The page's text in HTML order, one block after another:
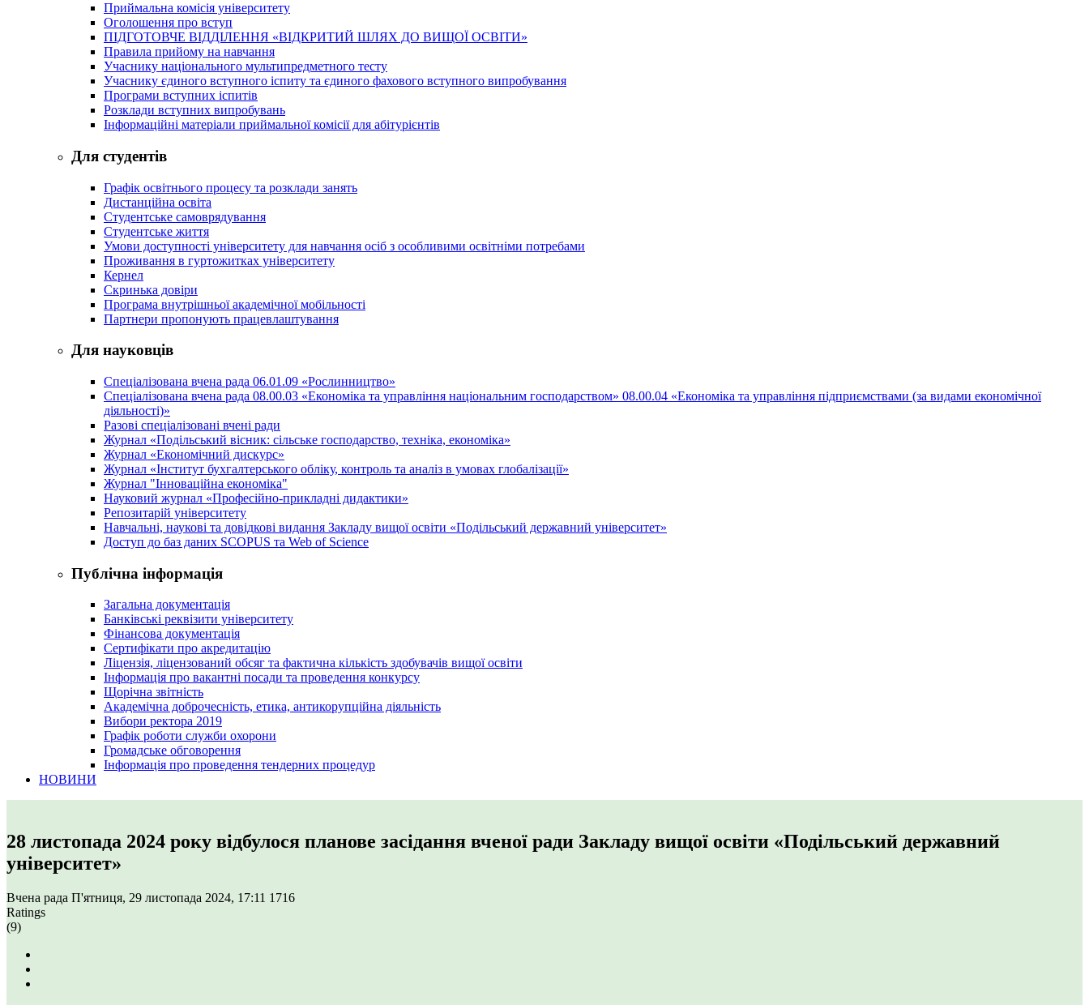
Приймальна комісія університету
Оголошення про вступ
ПІДГОТОВЧЕ ВІДДІЛЕННЯ «ВІДКРИТИЙ ШЛЯХ ДО ВИЩОЇ ОСВІТИ»
Правила прийому на навчання
Учаснику національного мультипредметного тесту
Учаснику єдиного вступного іспиту та єдиного фахового вступного випробування
Програми вступних іспитів
Розклади вступних випробувань
Інформаційні матеріали приймальної комісії для абітурієнтів
Для студентів
Графік освітнього процесу та розклади занять
Дистанційна освіта
Студентське самоврядування
Студентське життя
Умови доступності університету для навчання осіб з особливими освітніми потребами
Проживання в гуртожитках університету
Кернел
Скринька довіри
Програма внутрішньої академічної мобільності
Партнери пропонують працевлаштування
Для науковців
Спеціалізована вчена рада 06.01.09 «Рослинництво»
Спеціалізована вчена рада 08.00.03 «Економіка та управління національним господарством» 08.00.04 «Економіка та управління підприємствами (за видами економічної
діяльності)»
Разові спеціалізовані вчені ради
Журнал «Подільський вісник: сільське господарство, техніка, економіка»
Журнал «Економічний дискурс»
Журнал «Інститут бухгалтерського обліку, контроль та аналіз в умовах глобалізації»
Журнал "Інноваційна економіка"
Науковий журнал «Професійно-прикладні дидактики»
Репозитарій університету
Навчальні, наукові та довідкові видання Закладу вищої освіти «Подільський державний університет»
Доступ до баз даних SCOPUS та Web of Science
Публічна інформація
Загальна документація
Банківські реквізити університету
Фінансова документація
Сертифікати про акредитацію
Ліцензія, ліцензований обсяг та фактична кількість здобувачів вищої освіти
Інформація про вакантні посади та проведення конкурсу
Щорічна звітність
Академічна доброчесність, етика, антикорупційна діяльність
Вибори ректора 2019
Графік роботи служби охорони
Громадське обговорення
Інформація про проведення тендерних процедур
НОВИНИ
28 листопада 2024 року відбулося планове засідання вченої ради Закладу вищої освіти «Подільський державний
університет»
Вчена рада П'ятниця, 29 листопада 2024, 17:11 1716
Ratings
(9)